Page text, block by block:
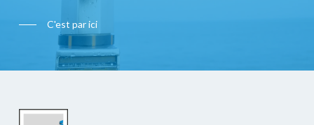
C'est par ici